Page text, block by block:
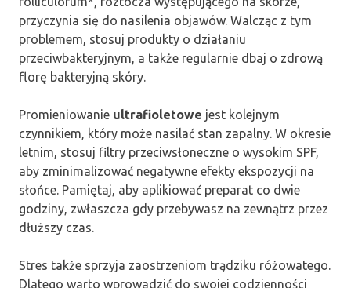
przyczynia się do nasilenia objawów. Walcząc z tym
problemem, stosuj produkty o działaniu
przeciwbakteryjnym, a także regularnie dbaj o zdrową
florę bakteryjną skóry.
Promieniowanie ultrafioletowe jest kolejnym
czynnikiem, który może nasilać stan zapalny. W okresie
letnim, stosuj filtry przeciwsłoneczne o wysokim SPF,
aby zminimalizować negatywne efekty ekspozycji na
słońce. Pamiętaj, aby aplikiować preparat co dwie
godziny, zwłaszcza gdy przebywasz na zewnątrz przez
dłuższy czas.
Stres także sprzyja zaostrzeniom trądziku różowatego.
Dlatego warto wprowadzić do swojej codzienności